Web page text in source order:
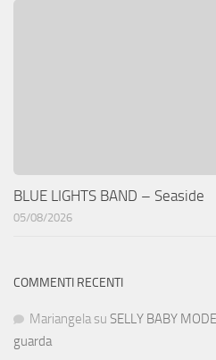
BLUE LIGHTS BAND – Seaside
05/08/2026
COMMENTI RECENTI
Mariangela su SELLY BABY
guarda